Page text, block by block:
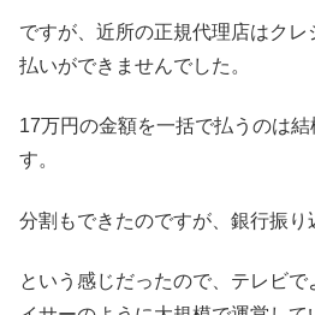
ですが、近所の正規代理店はクレ
払いができませんでした。
17万円の金額を一括で払うのは結
す。
分割もできたのですが、銀行振り
という感じだったので、テレビ